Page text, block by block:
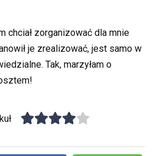
chciał zorganizować dla mnie
je zrealizować, jest samo w
Tak, marzyłam o